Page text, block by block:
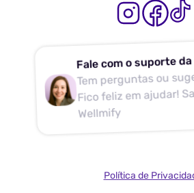
Fale com o suporte
Tem perguntas ou
Fico feliz em ajudar!
Wellmify
Política de